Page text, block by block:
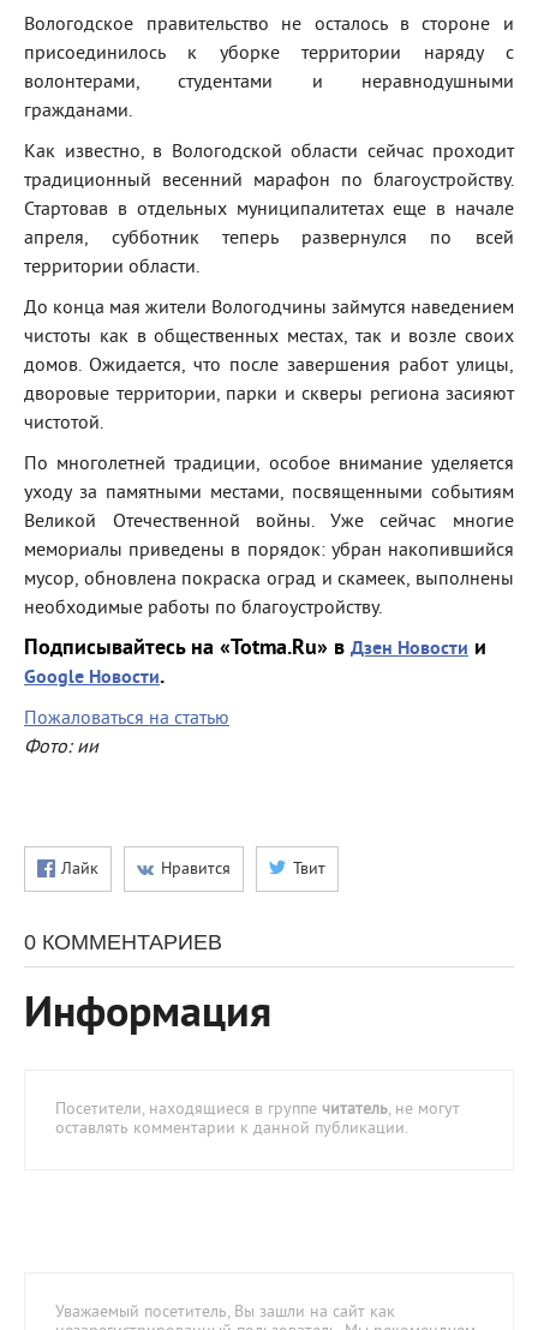
Вологодское правительство не осталось в стороне и
присоединилось к уборке территории наряду с
волонтерами, студентами и неравнодушными
гражданами.
Как известно, в Вологодской области сейчас проходит
традиционный весенний марафон по благоустройству.
Стартовав в отдельных муниципалитетах еще в начале
апреля, субботник теперь развернулся по всей
территории области.
До конца мая жители Вологодчины займутся наведением
чистоты как в общественных местах, так и возле своих
домов. Ожидается, что после завершения работ улицы,
дворовые территории, парки и скверы региона засияют
чистотой.
По многолетней традиции, особое внимание уделяется
уходу за памятными местами, посвященными событиям
Великой Отечественной войны. Уже сейчас многие
мемориалы приведены в порядок: убран накопившийся
мусор, обновлена покраска оград и скамеек, выполнены
необходимые работы по благоустройству.
Подписывайтесь на «Totma.Ru» в Дзен Новости и
Google Новости.
Пожаловаться на статью
Фото: ии
Лайк Нравится Твит
0 КОММЕНТАРИЕВ
Информация
Посетители, находящиеся в группе читатель, не могут
оставлять комментарии к данной публикации.
Уважаемый посетитель, Вы зашли на сайт как